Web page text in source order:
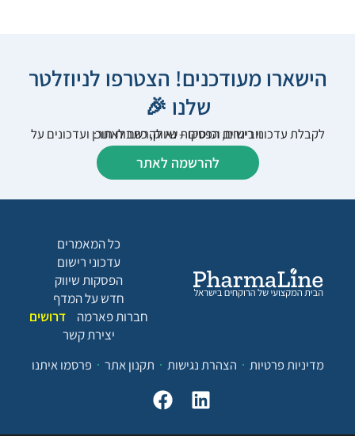
הישארו מעודכנים! הצטרפו לניוזלטר
שלנו 🎉
לקבלת עדכוני רישום, הפסקות שיווק, כתבות תוכן ועדכונים על וובינרים וכנסים – נא להרשם לאתר:
להרשמה לאתר
כל המאמרים
עדכוני רישום
הפסקות שיווק
חדש על המדף
חברות פארמה
דרושים
יצירת קשר
מדיניות פרטיות
הצהרת נגישות תקנון אתר פרסמו איתנו